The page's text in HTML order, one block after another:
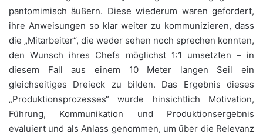
pantomimisch äußern. Diese wiederum waren gefordert,
ihre Anweisungen so klar weiter zu kommunizieren, dass
die „Mitarbeiter“, die weder sehen noch sprechen konnten,
den Wunsch ihres Chefs möglichst 1:1 umsetzten – in
diesem Fall aus einem 10 Meter langen Seil ein
gleichseitiges Dreieck zu bilden. Das Ergebnis dieses
„Produktionsprozesses“ wurde hinsichtlich Motivation,
Führung, Kommunikation und Produktionsergebnis
evaluiert und als Anlass genommen, um über die Relevanz